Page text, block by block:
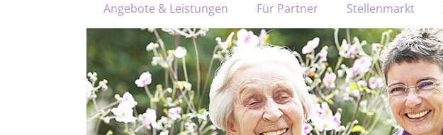
Angebote & Leistungen Für Partner Stellenmarkt